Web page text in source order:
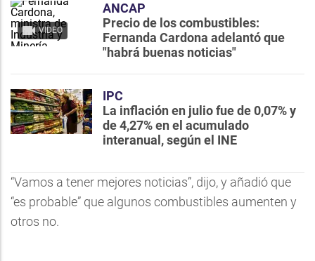
VIDEO
ANCAP
Precio de los combustibles:
Fernanda Cardona adelantó que
"habrá buenas noticias"
IPC
La inflación en julio fue de 0,07% y
de 4,27% en el acumulado
interanual, según el INE
“Vamos a tener mejores noticias”, dijo, y añadió que
“es probable” que algunos combustibles aumenten y
otros no.